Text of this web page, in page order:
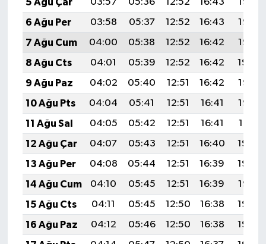
6 Ağu Per
03:58 05:37 12:52 16:43
19:57
7 Ağu Cum
04:00 05:38 12:52 16:42
19:55
8 Ağu Cts
04:01 05:39 12:52 16:42
19:54
9 Ağu Paz
04:02 05:40 12:51 16:42
19:53
10 Ağu Pts
04:04 05:41 12:51 16:41
19:52
11 Ağu Sal
04:05 05:42 12:51 16:41
19:51
12 Ağu Çar
04:07 05:43 12:51 16:40
19:49
13 Ağu Per
04:08 05:44 12:51 16:39
19:48
14 Ağu Cum
04:10 05:45 12:51 16:39
19:47
15 Ağu Cts
04:11 05:45 12:50 16:38
19:45
16 Ağu Paz
04:12 05:46 12:50 16:38
19:44